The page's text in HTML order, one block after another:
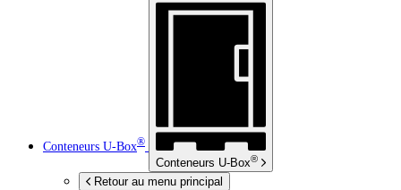
Conteneurs U-Box®
Conteneurs U-Box®
Retour au menu principal